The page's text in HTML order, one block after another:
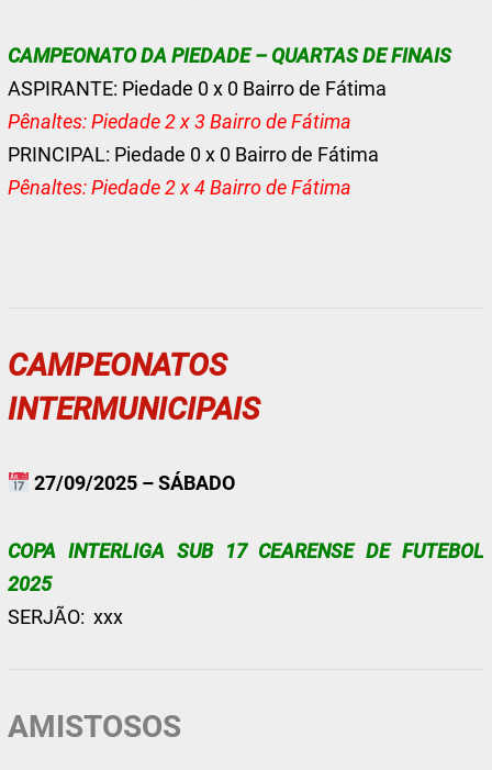
CAMPEONATO DA PIEDADE – QUARTAS DE FINAIS
ASPIRANTE: Piedade 0 x 0 Bairro de Fátima
Pênaltes: Piedade 2 x 3 Bairro de Fátima
PRINCIPAL: Piedade 0 x 0 Bairro de Fátima
Pênaltes: Piedade 2 x 4 Bairro de Fátima
CAMPEONATOS
INTERMUNICIPAIS
27/09/2025 – SÁBADO
COPA INTERLIGA SUB 17 CEARENSE DE FUTEBOL
2025
SERJÃO: xxx
AMISTOSOS